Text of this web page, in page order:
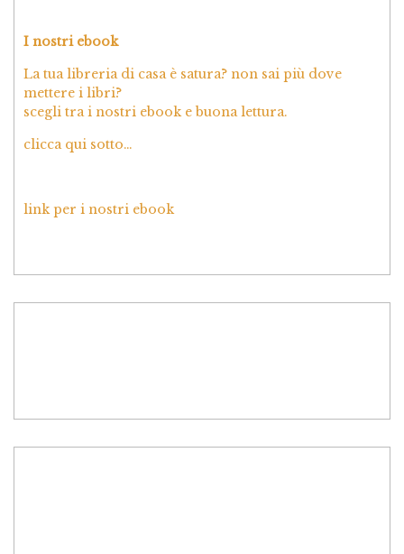
I nostri ebook
La tua libreria di casa è satura? non sai più dove
mettere i libri?
scegli tra i nostri ebook e buona lettura.
clicca qui sotto…
link per i nostri ebook